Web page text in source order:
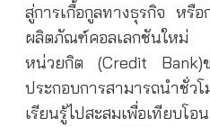
สู่การเกื้อกูลทางธุรกิจ หรือ
ผลิตภัณฑ์คอลเลกชันใหม่
หน่วยกิต (Credit Bank)
ประกอบการสามารถนำชั่ว
เรียนรู้ไปสะสมเพื่อเทียบโ